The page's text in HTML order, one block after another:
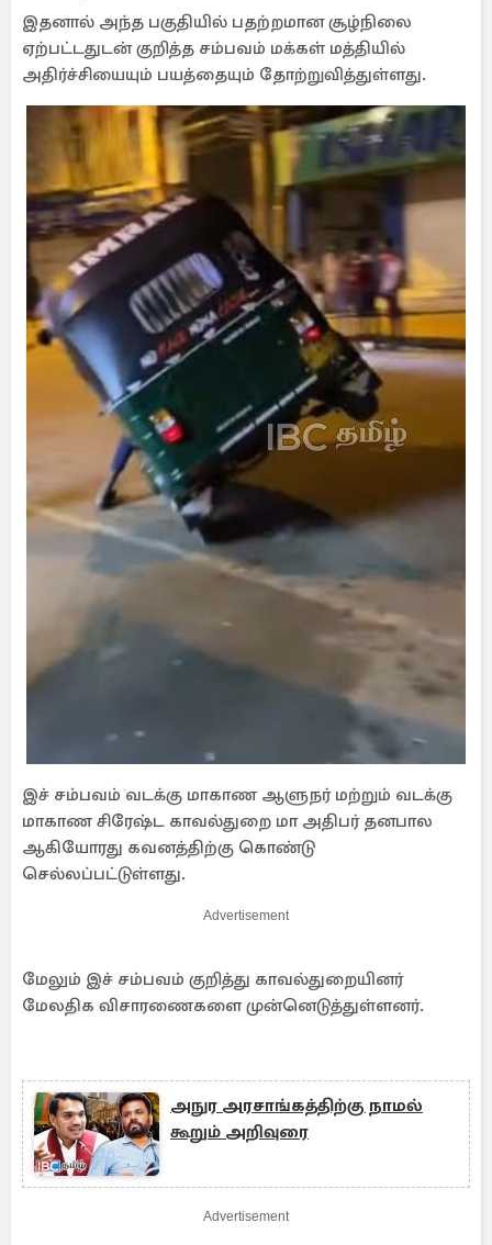
இதனால் அந்த பகுதியில் பதற்றமான சூழ்நிலை
ஏற்பட்டதுடன் குறித்த சம்பவம் மக்கள் மத்தியில்
அதிர்ச்சியையும் பயத்தையும் தோற்றுவித்துள்ளது.
இச் சம்பவம் வடக்கு மாகாண ஆளுநர் மற்றும் வடக்கு
மாகாண சிரேஷ்ட காவல்துறை மா அதிபர் தனபால
ஆகியோரது கவனத்திற்கு கொண்டு
செல்லப்பட்டுள்ளது.
Advertisement
மேலும் இச் சம்பவம் குறித்து காவல்துறையினர்
மேலதிக விசாரணைகளை முன்னெடுத்துள்ளனர்.
அநுர அரசாங்கத்திற்கு நாமல்
கூறும் அறிவுரை
Advertisement